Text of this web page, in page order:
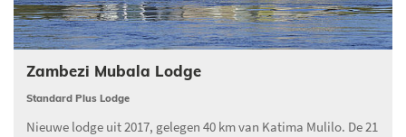
Zambezi Mubala Lodge
Standard Plus Lodge
Nieuwe lodge uit 2017, gelegen 40 km van Katima Mulilo. De 21